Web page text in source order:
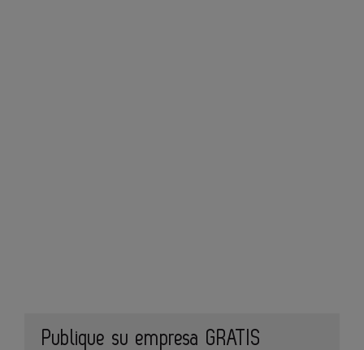
Publique su empresa GRATIS